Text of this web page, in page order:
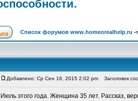
Список форумов www.homeorealhelp.ru -
Добавлено: Ср Сен 16, 2015 2:02 pm Заголовок
Июль этого года. Женщина 35 лет. Рассказ,